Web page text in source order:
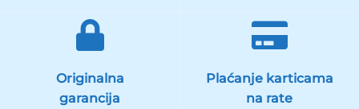
Originalna
garancija
Plaćanje karticama
na rate